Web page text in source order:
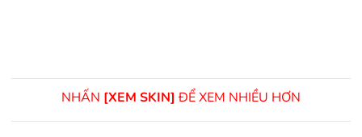
NHẤN [XEM SKIN] ĐỂ XEM NHIỀU HƠN